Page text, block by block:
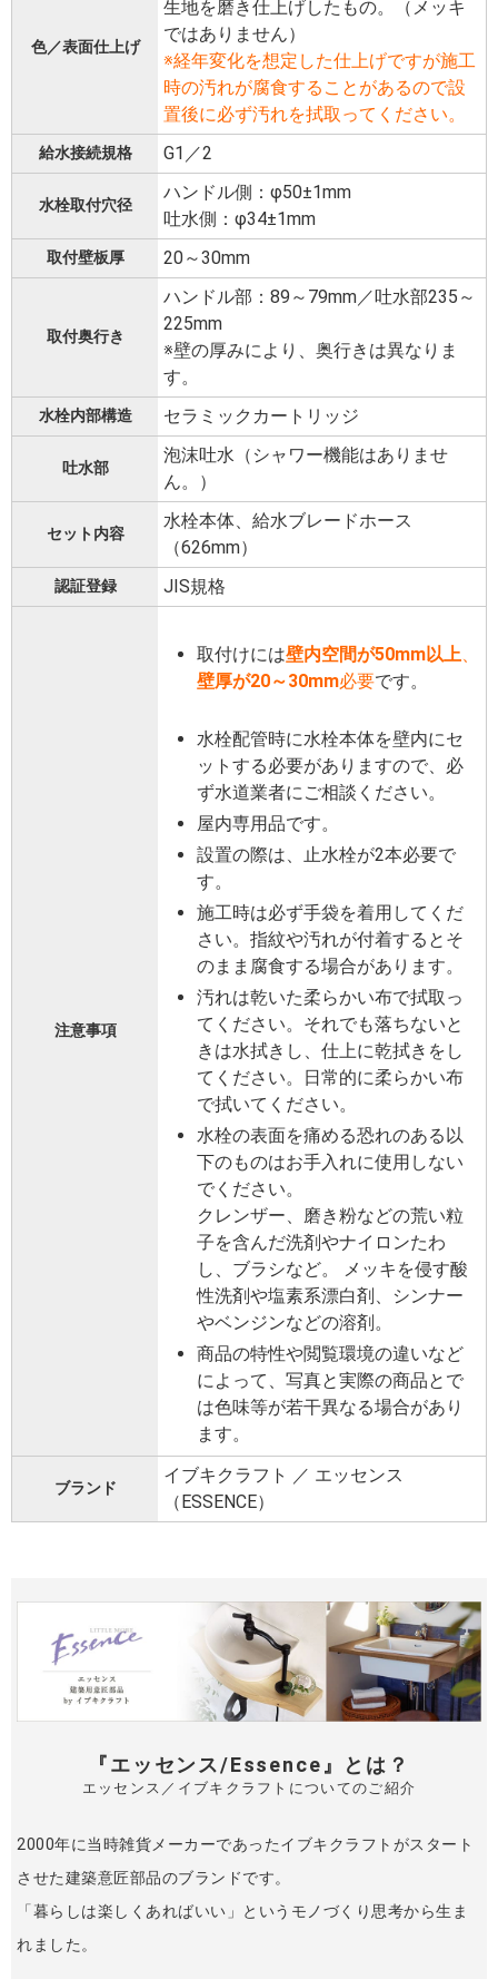
色／表面仕上げ
生地を磨き仕上げしたもの。（メッキ
ではありません）
※経年変化を想定した仕上げですが施工
時の汚れが腐食することがあるので設
置後に必ず汚れを拭取ってください。
給水接続規格 G1／2
水栓取付穴径
ハンドル側：φ50±1mm
吐水側：φ34±1mm
取付壁板厚 20～30mm
取付奥行き
ハンドル部：89～79mm／吐水部235～
225mm
※壁の厚みにより、奥行きは異なりま
す。
水栓内部構造 セラミックカートリッジ
吐水部
泡沫吐水（シャワー機能はありませ
ん。）
セット内容
水栓本体、給水ブレードホース
（626mm）
認証登録 JIS規格
注意事項
取付けには壁内空間が50mm以上、
壁厚が20～30mm必要です。
水栓配管時に水栓本体を壁内にセ
ットする必要がありますので、必
ず水道業者にご相談ください。
屋内専用品です。
設置の際は、止水栓が2本必要で
す。
施工時は必ず手袋を着用してくだ
さい。指紋や汚れが付着するとそ
のまま腐食する場合があります。
汚れは乾いた柔らかい布で拭取っ
てください。それでも落ちないと
きは水拭きし、仕上に乾拭きをし
てください。日常的に柔らかい布
で拭いてください。
水栓の表面を痛める恐れのある以
下のものはお手入れに使用しない
でください。
クレンザー、磨き粉などの荒い粒
子を含んだ洗剤やナイロンたわ
し、ブラシなど。 メッキを侵す酸
性洗剤や塩素系漂白剤、シンナー
やベンジンなどの溶剤。
商品の特性や閲覧環境の違いなど
によって、写真と実際の商品とで
は色味等が若干異なる場合があり
ます。
ブランド
イブキクラフト ／ エッセンス
（ESSENCE）
『エッセンス/Essence』とは？
エッセンス／イブキクラフトについてのご紹介
2000年に当時雑貨メーカーであったイブキクラフトがスタート
させた建築意匠部品のブランドです。
「暮らしは楽しくあればいい」というモノづくり思考から生ま
れました。